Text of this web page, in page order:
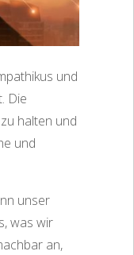
und
Die
halten und
und
unser
was wir
an,